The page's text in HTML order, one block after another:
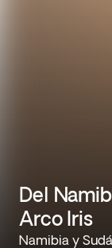
Del
Arco Iris
Namibia y